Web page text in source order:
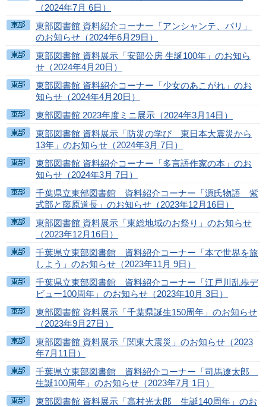
（2024年7月 6日）
東部図書館 資料紹介コーナー「アンシャンテ、パリ」
のお知らせ（2024年6月29日）
東部図書館 資料展示「安部公房 生誕100年」のお知ら
せ（2024年4月20日）
東部図書館 資料紹介コーナー「少女のあこがれ」のお
知らせ（2024年4月20日）
東部図書館 2023年度ミニ展示（2024年3月14日）
東部図書館 資料展示「防災の学び 東日本大震災から
13年」のお知らせ（2024年3月 7日）
東部図書館 資料紹介コーナー「多言語作家の本」のお
知らせ（2024年3月 7日）
千葉県立東部図書館 資料紹介コーナー「源氏物語 紫
式部と藤原道長」のお知らせ（2023年12月16日）
東部図書館 資料展示「東総地域のお祭り」のお知らせ
（2023年12月16日）
千葉県立東部図書館 資料紹介コーナー「本で世界を旅
しよう」のお知らせ（2023年11月 9日）
千葉県立東部図書館 資料紹介コーナー「江戸川乱歩デ
ビュー100周年」のお知らせ（2023年10月 3日）
東部図書館 資料展示「千葉県誕生150周年」のお知らせ
（2023年9月27日）
東部図書館 資料展示「関東大震災」のお知らせ（2023
年7月11日）
千葉県立東部図書館 資料紹介コーナー「司馬遼太郎
生誕100周年」のお知らせ（2023年7月 1日）
東部図書館 資料展示「高村光太郎 生誕140周年」のお